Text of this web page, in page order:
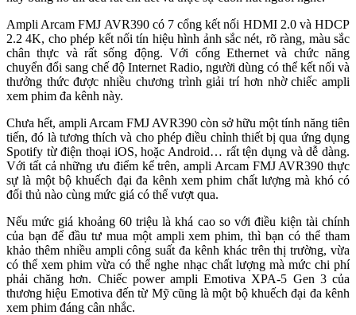
Ampli Arcam FMJ AVR390 có 7 cổng kết nối HDMI 2.0 và HDCP
2.2 4K, cho phép kết nối tín hiệu hình ảnh sắc nét, rõ ràng, màu sắc
chân thực và rất sống động. Với cổng Ethernet và chức năng
chuyển đổi sang chế độ Internet Radio, người dùng có thể kết nối và
thưởng thức được nhiều chương trình giải trí hơn nhờ chiếc ampli
xem phim đa kênh này.
Chưa hết, ampli Arcam FMJ AVR390 còn sở hữu một tính năng tiên
tiến, đó là tương thích và cho phép điều chỉnh thiết bị qua ứng dụng
Spotify từ điện thoại iOS, hoặc Android… rất tện dụng và dễ dàng.
Với tất cả những ưu điểm kể trên, ampli Arcam FMJ AVR390 thực
sự là một bộ khuếch đại đa kênh xem phim chất lượng mà khó có
đối thủ nào cùng mức giá có thể vượt qua.
Nếu mức giá khoảng 60 triệu là khá cao so với điều kiện tài chính
của bạn để đầu tư mua một ampli xem phim, thì bạn có thể tham
khảo thêm nhiều ampli công suất đa kênh khác trên thị trường, vừa
có thể xem phim vừa có thể nghe nhạc chất lượng mà mức chi phí
phải chăng hơn. Chiếc power ampli Emotiva XPA-5 Gen 3 của
thương hiệu Emotiva đến từ Mỹ cũng là một bộ khuếch đại đa kênh
xem phim đáng cân nhắc.